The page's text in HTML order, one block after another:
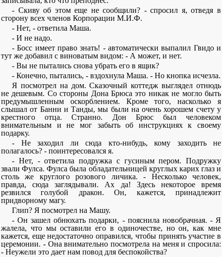
- Скиву об этом еще не сообщили? - спросил я, отведя в
сторону всех членов Корпорации М.И.Ф.
- Нет, - ответила Маша.
- И не надо.
- Босс имеет право знать! - автоматически выпалил Гвидо и
тут же добавил с виноватым видом: - А может, и нет.
- Вы не пытались снова убрать его в ящик?
- Конечно, пытались, - вздохнула Маша. - Но кнопка исчезла.
Я посмотрел на дом. Сказочный коттедж выглядел отнюдь
не дешевым. Со стороны Дона Брюса это никак не могло быть
предумышленным оскорблением. Кроме того, насколько я
слышал от Банни и Танды, мы были на очень хорошем счету у
крестного отца. Странно. Дон Брюс был человеком
внимательным и не мог забыть об инструкциях к своему
подарку.
- Не заходил ли сюда кто-нибудь, кому заходить не
полагалось? - поинтересовался я.
- Нет, - ответила подружка с гусиным пером. Подружку
звали Фулса. Фулса была обладательницей круглых карих глаз и
столь же круглого розового личика. - Несколько человек,
правда, сюда заглядывали. Ах да! Здесь некоторое время
резвился голубой дракон. Он, кажется, принадлежит
придворному магу.
Глип? Я посмотрел на Машу.
- Он зашел обнюхать подарки, - пояснила новобрачная. - Я
жалела, что мы оставили его в одиночестве, но он, как мне
кажется, еще недостаточно оправился, чтобы принять участие в
церемонии. - Она внимательно посмотрела на меня и спросила:
- Неужели это дает нам повод для беспокойства?